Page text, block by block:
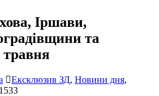
Іршави,
та
травня
Ексклюзив ЗД, Новини дня,
1533